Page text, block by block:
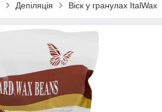
Депіляція Віск у гранулах ItalWax